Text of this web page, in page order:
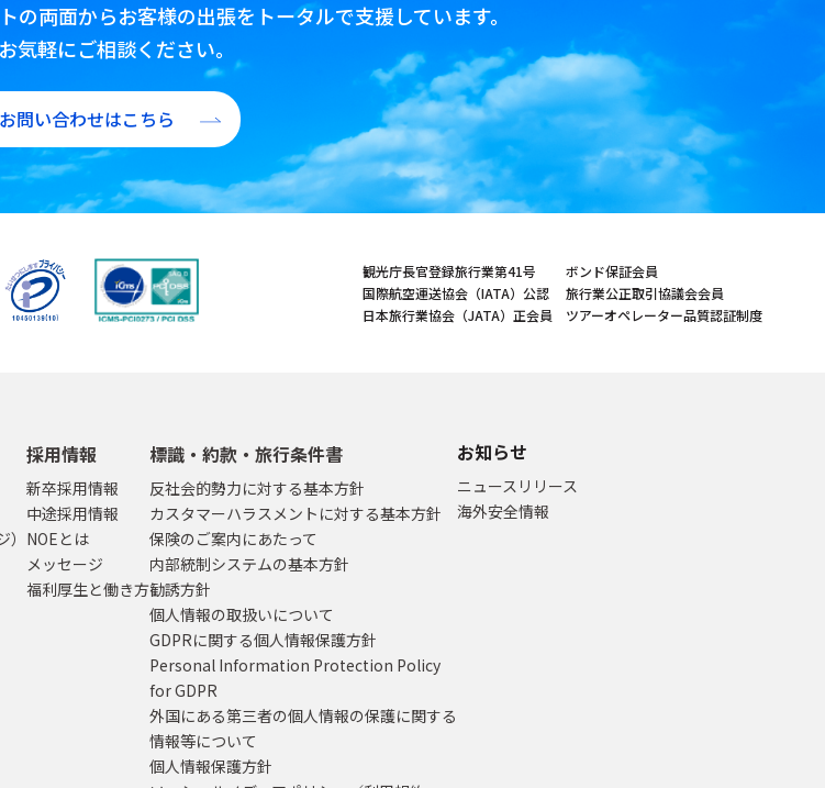
の両面からお客様の出張をトータルで支援しています。
気軽にご相談ください。
お問い合わせはこちら
観光庁長官登録旅行業第41号
国際航空運送協会（IATA）公認
日本旅行業協会（JATA）正会員
ボンド保証会員
旅行業公正取引協議会会員
ツアーオペレーター品質認証制度
採用情報
新卒採用情報
中途採用情報
NOEとは
メッセージ
福利厚生と働き方
標識・約款・旅行条件書
反社会的勢力に対する基本方針
カスタマーハラスメントに対する基本方針
保険のご案内にあたって
内部統制システムの基本方針
勧誘方針
個人情報の取扱いについて
GDPRに関する個人情報保護方針
Personal Information Protection Policy
for GDPR
外国にある第三者の個人情報の保護に関する
情報等について
個人情報保護方針
お知らせ
ニュースリリース
海外安全情報